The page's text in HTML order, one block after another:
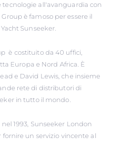
tecnologie all'avanguardia con
è famoso per essere il
Sunseeker.
è costituito da 40 uffici,
Europa e Nord Africa. È
e David Lewis, che insieme
rete di distributori di
in tutto il mondo.
1993, Sunseeker London
un servizio vincente al